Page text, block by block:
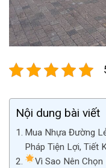
Nội dung bài viết
Mua Nhựa Đường
Pháp Tiện Lợi, Tiết
Vì Sao Nên